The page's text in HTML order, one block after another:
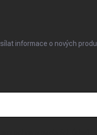
informace o nových